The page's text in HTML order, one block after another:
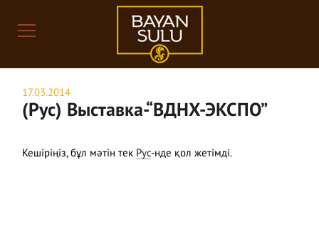
17.03.2014
(Рус) Выставка-“ВДНХ-ЭКСПО”
Кешіріңіз, бұл мәтін тек Рус-нде қол жетімді.